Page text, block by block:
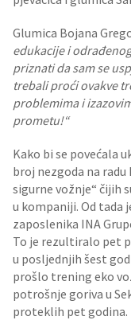
Glumica Bojana
edukacije i
priznati da sam se
trebali proći ovakve
problemima i
prometu!“
Kako bi se povećala
broj nezgoda na radu
sigurne vožnje“ čijih
u kompaniji. Od tada
zaposlenika INA
To je rezultiralo pet
u posljednjih šest
prošlo trening eko
potrošnje goriva u
proteklih pet godina.